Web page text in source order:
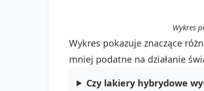
Wykres
Wykres pokazuje znaczące
mniej podatne na działanie
Czy lakiery hybrydowe